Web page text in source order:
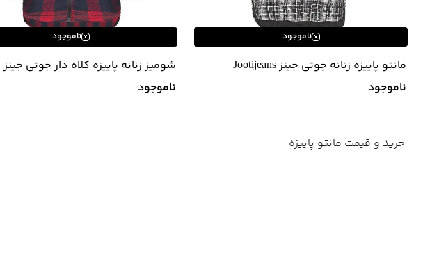
ناموجود
مانتو پاییزه زنانه جوتی جینز Jootijeans
ناموجود
ناموجود
شومیز زنانه پاییزه کلاه دار جوتی جینز
JootiJeans
ناموجود
خرید و قیمت مانتو پاییزه